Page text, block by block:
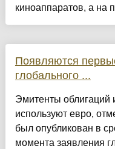
киноаппаратов, а на
Появляются
глобального ...
Эмитенты облигаций
используют евро,
был опубликован в
момента заявления